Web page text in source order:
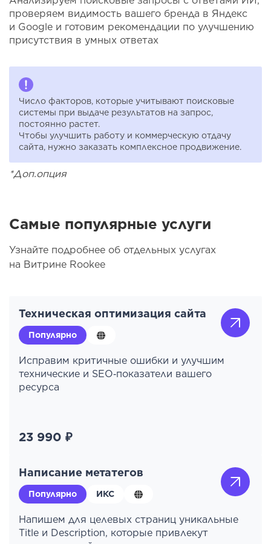
проверяем видимость вашего бренда в Яндекс
и Google и готовим рекомендации по улучшению
присутствия в умных ответах
Число факторов, которые учитывают поисковые
системы при выдаче результатов на запрос,
постоянно растет.
Чтобы улучшить работу и коммерческую отдачу
сайта, нужно заказать комплексное продвижение.
*Доп.опция
Самые популярные услуги
Узнайте подробнее об отдельных услугах
на Витрине Rookee
Техническая оптимизация сайта
Популярно
Исправим критичные ошибки и улучшим
технические и SEO‑показатели вашего
ресурса
23 990 ₽
Написание метатегов
Популярно ИКС
Напишем для целевых страниц уникальные
Title и Description, которые привлекут